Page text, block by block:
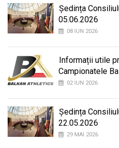
Ședința
05.06.2026
08 IUN 2026
Informații utile
Campionatele
02 IUN 2026
Ședința
22.05.2026
29 MAI 2026